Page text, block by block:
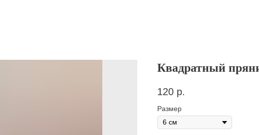
Квадратный
120 р.
Размер